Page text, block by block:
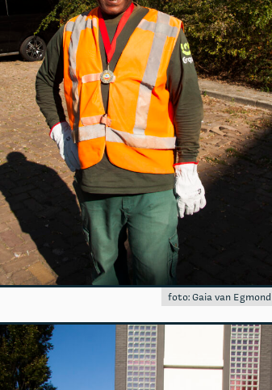
foto: Gaia van Egmond